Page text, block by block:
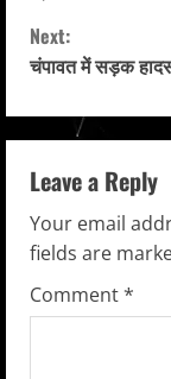
o
n
t
i
n
u
e
Next:
चंपावत में सड़क
Leave a Reply
Your email
fields are
Comment*